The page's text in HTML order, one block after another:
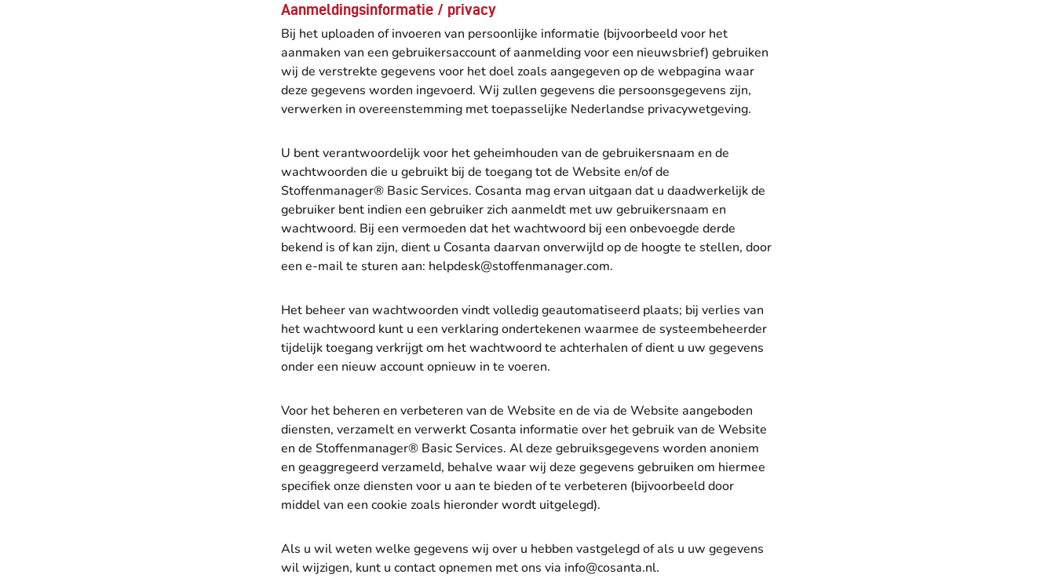
Aanmeldingsinformatie / privacy
Bij het uploaden of invoeren van persoonlijke informatie (bijvoorbeeld voor het
aanmaken van een gebruikersaccount of aanmelding voor een nieuwsbrief) gebruiken
wij de verstrekte gegevens voor het doel zoals aangegeven op de webpagina waar
deze gegevens worden ingevoerd. Wij zullen gegevens die persoonsgegevens zijn,
verwerken in overeenstemming met toepasselijke Nederlandse privacywetgeving.
U bent verantwoordelijk voor het geheimhouden van de gebruikersnaam en de
wachtwoorden die u gebruikt bij de toegang tot de Website en/of de
Stoffenmanager® Basic Services. Cosanta mag ervan uitgaan dat u daadwerkelijk de
gebruiker bent indien een gebruiker zich aanmeldt met uw gebruikersnaam en
wachtwoord. Bij een vermoeden dat het wachtwoord bij een onbevoegde derde
bekend is of kan zijn, dient u Cosanta daarvan onverwijld op de hoogte te stellen, door
een e-mail te sturen aan: helpdesk@stoffenmanager.com.
Het beheer van wachtwoorden vindt volledig geautomatiseerd plaats; bij verlies van
het wachtwoord kunt u een verklaring ondertekenen waarmee de systeembeheerder
tijdelijk toegang verkrijgt om het wachtwoord te achterhalen of dient u uw gegevens
onder een nieuw account opnieuw in te voeren.
Voor het beheren en verbeteren van de Website en de via de Website aangeboden
diensten, verzamelt en verwerkt Cosanta informatie over het gebruik van de Website
en de Stoffenmanager® Basic Services. Al deze gebruiksgegevens worden anoniem
en geaggregeerd verzameld, behalve waar wij deze gegevens gebruiken om hiermee
specifiek onze diensten voor u aan te bieden of te verbeteren (bijvoorbeeld door
middel van een cookie zoals hieronder wordt uitgelegd).
Als u wil weten welke gegevens wij over u hebben vastgelegd of als u uw gegevens
wil wijzigen, kunt u contact opnemen met ons via info@cosanta.nl.